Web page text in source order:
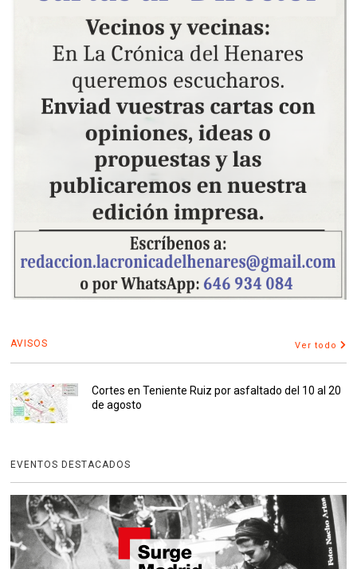
AVISOS Ver todo
Cortes en Teniente Ruiz por asfaltado del 10 al 20
de agosto
EVENTOS DESTACADOS